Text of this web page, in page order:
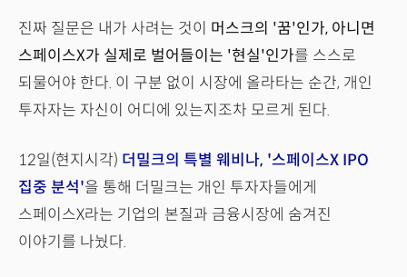
진짜 질문은 내가 사려는 것이 머스크의 '꿈'인가, 아니면
스페이스X가 실제로 벌어들이는 '현실'인가를 스스로
되물어야 한다. 이 구분 없이 시장에 올라타는 순간, 개인
투자자는 자신이 어디에 있는지조차 모르게 된다.
12일(현지시각) 더밀크의 특별 웨비나, '스페이스X IPO
집중 분석'을 통해 더밀크는 개인 투자자들에게
스페이스X라는 기업의 본질과 금융시장에 숨겨진
이야기를 나눴다.